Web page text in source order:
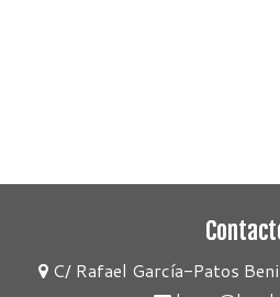
C/ Rafael García-Patos